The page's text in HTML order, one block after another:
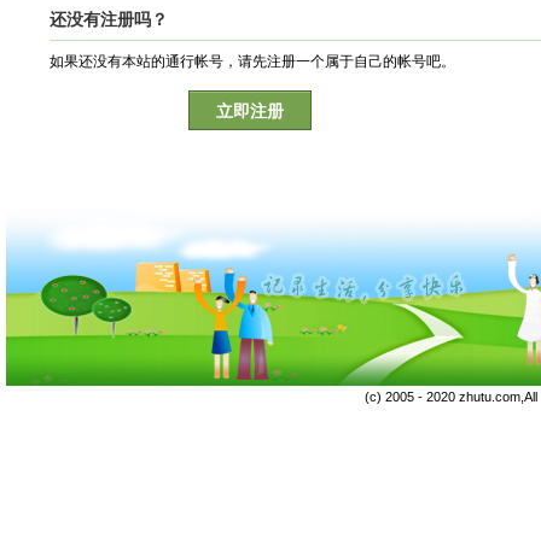
还没有注册吗？
如果还没有本站的通行帐号，请先注册一个属于自己的帐号吧。
立即注册
(c) 2005 - 2020